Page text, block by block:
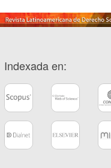
Indexada en: